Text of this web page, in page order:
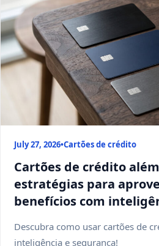
July 27, 2026•Cartões de crédito
Cartões de crédito
estratégias para
benefícios com
Descubra como usar cartões de
inteligência e segurança!